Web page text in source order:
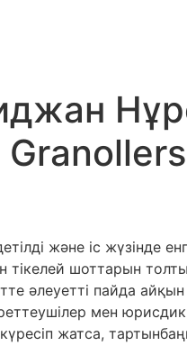
және іс
тікелей шоттарын
әлеуетті пайда
мен
жатса,